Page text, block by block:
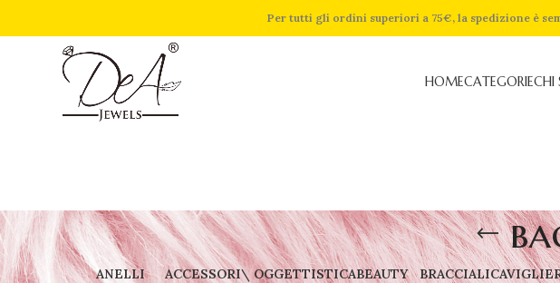
Per tutti gli ordini superiori a 75€, la spedizione è
HOMECATEGORIECHI
ANELLI
ACCESSORI\ OGGETTISTICABEAUTY
BRACCIALI